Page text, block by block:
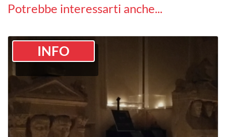
Potrebbe interessarti anche...
INFO